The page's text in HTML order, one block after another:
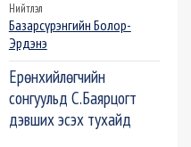
Нийтлэл
Базарсүрэнгийн Болор-
Эрдэнэ
Ерөнхийлөгчийн
сонгуульд С.Баярцогт
дэвших эсэх тухайд